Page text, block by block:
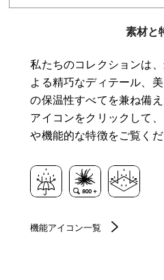
素材と
私たちのコレクションは
よる精巧なディテール、
の保温性すべてを兼ね備
アイコンをクリックして
や機能的な特徴をご覧くだ
機能アイコン一覧